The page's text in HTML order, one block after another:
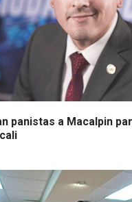
panistas a Macalpin